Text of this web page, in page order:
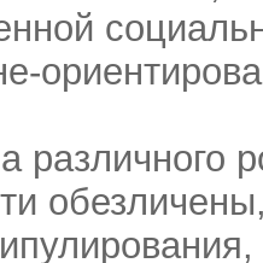
различного